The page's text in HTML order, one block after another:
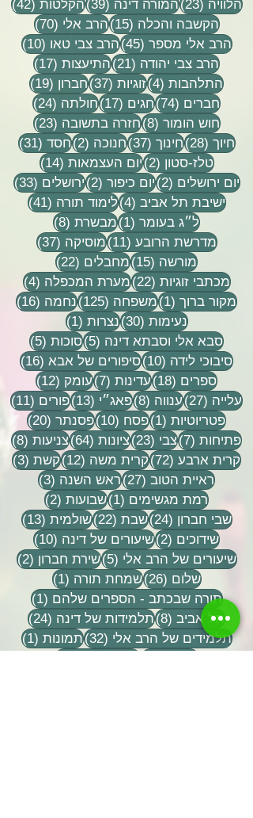
הלוויה (23) 23 פוסטים
המורה דינה (39) 39 פוסטים
הקלטות (42)
42
הקשבה והכלה (15) 15 פוסטים
הרב אלי (70)
70 פוסטים
הרב אלי מספר (45) 45 פוסטים
הרב צבי טאו (10)
10 פוסטים
הרב צבי יהודה (21) 21 פוסטים
התיעצות (17)
17 פוסטים
התלהבות (4) 4 פוסטיםזוגיות (37) 37 פוסטים
חברון (19)
19 פוסטים
חברים (74) 74 פוסטים
חגים (17) 17 פוסטים
חולתה (24)
24 פוסטים
חוש הומור (8) 8 פוסטיםחזרה בתשובה (23)
23 פוסטים
חיוך (28) 28 פוסטים
חינוך (37) 37 פוסטים
חנוכה (2) 2 פוסטיםחסד (31)
31 פוסטים
טלז-סטון (2) 2 פוסטיםיום העצמאות (14)
14 פוסטים
יום ירושלים (2) 2 פוסטיםיום כיפור (2) 2 פוסטיםירושלים (33)
33 פוסטים
ישיבת תל אביב (4) 4 פוסטיםלימוד תורה (41)
41 פוסטים
ל״ג בעומר (1) פוסט 1
מבשרת (8)
8 פוסטים
מדרשת הרובע (11) 11 פוסטים
מוסיקה (37)
37 פוסטים
מורשה (15) 15 פוסטים
מחבלים (22)
22 פוסטים
מכתבי זוגיות (22) 22 פוסטים
מערת המכפלה (4)
4 פוסטים
מקור ברוך (1) פוסט 1
משפחה (125) 125 פוסטים
נחמה (16)
16 פוסטים
נעימות (30) 30 פוסטים
נצרות (1)
פוסט 1
סבא אלי וסבתא דינה (5) 5 פוסטיםסוכות (5)
5 פוסטים
סיבוכי לידה (10) 10 פוסטים
סיפורים של אבא (16)
16 פוסטים
ספרים (18) 18 פוסטים
עדינות (7) 7 פוסטיםעומק (12)
12 פוסטים
עלייה (27) 27 פוסטים
ענווה (8) 8 פוסטיםפאג״י (13) 13 פוסטים
פורים (11)
11
פטריוטיות (1) פוסט 1
פסח (10) 10 פוסטים
פסנתר (20)
20 פוסטים
פתיחות (7) 7 פוסטיםצבי (23) 23 פוסטים
ציונות (64) 64 פוסטים
צניעות (8)
8 פוסטים
קרית ארבע (72) 72 פוסטים
קרית משה (12) 12 פוסטים
קשת (3)
3 פוסטים
ראיית הטוב (27) 27 פוסטים
ראש השנה (3)
3 פוסטים
רמת מגשימים (1) פוסט 1
שבועות (2)
2 פוסטים
שבי חברון (24) 24 פוסטים
שבת (22) 22 פוסטים
שולמית (13)
13 פוסטים
שידוכים (2) 2 פוסטיםשיעורים של דינה (10)
10 פוסטים
שיעורים של הרב אלי (5) 5 פוסטיםשירת חברון (2)
2 פוסטים
שלום (26) 26 פוסטים
שמחת תורה (1)
פוסט 1
תורה שבכתב - הספרים שלהם (1)
פוסט 1
תל אביב (8) 8 פוסטיםתלמידות של דינה (24)
24 פוסטים
תלמידים של הרב אלי (32) 32 פוסטים
תמונות (1)